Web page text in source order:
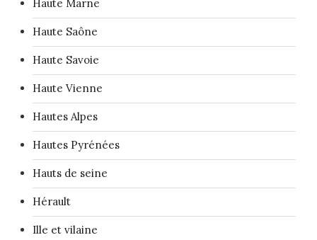
Haute Marne
Haute Saône
Haute Savoie
Haute Vienne
Hautes Alpes
Hautes Pyrénées
Hauts de seine
Hérault
Ille et vilaine